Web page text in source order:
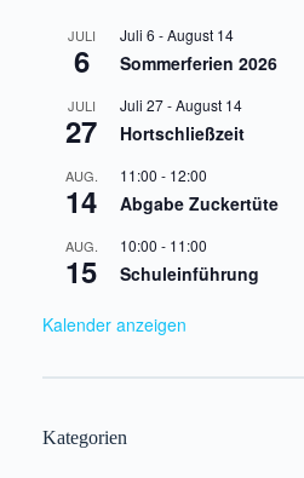
JULI
6
Juli 6 -August 14
Sommerferien 2026
JULI
27
Juli 27-August 14
Hortschließzeit
AUG.
14
11:00 - 12:00
Abgabe Zuckertüte
AUG.
15
10:00 - 11:00
Schuleinführung
Kalender anzeigen
Kategorien